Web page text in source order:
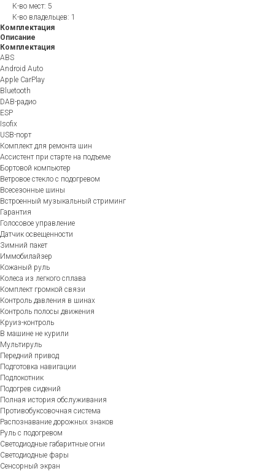
К-во мест: 5
К-во владельцев: 1
Комплектация
Описание
Комплектация
ABS
Android Auto
Apple CarPlay
Bluetooth
DAB-радио
ESP
Isofix
USB-порт
Комплект для ремонта шин
Ассистент при старте на подъеме
Бортовой компьютер
Ветровое стекло с подогревом
Всесезонные шины
Встроенный музыкальный стриминг
Гарантия
Голосовое управление
Датчик освещенности
Зимний пакет
Иммобилайзер
Кожаный руль
Колеса из легкого сплава
Комплект громкой связи
Контроль давления в шинах
Контроль полосы движения
Круиз-контроль
В машине не курили
Мультируль
Передний привод
Подготовка навигации
Подлокотник
Подогрев сидений
Полная история обслуживания
Противобуксовочная система
Распознавание дорожных знаков
Руль с подогревом
Светодиодные габаритные огни
Светодиодные фары
Сенсорный экран